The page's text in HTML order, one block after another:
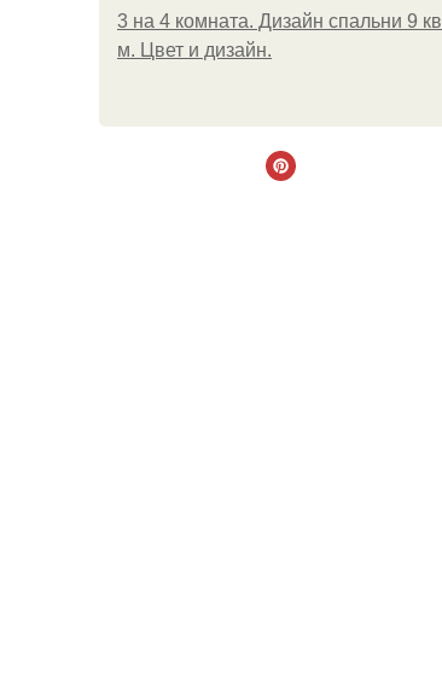
3 на 4 комната. Дизайн спальни 9 кв
м. Цвет и дизайн.